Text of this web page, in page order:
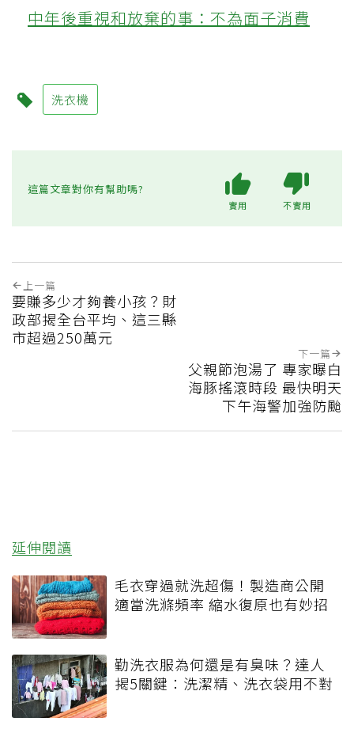
中年後重視和放棄的事：不為面子消費
洗衣機
這篇文章對你有幫助嗎?
實用 不實用
上一篇
要賺多少才夠養小孩？財
政部揭全台平均、這三縣
市超過250萬元
下一篇
父親節泡湯了 專家曝白
海豚搖滾時段 最快明天
下午海警加強防颱
延伸閱讀
毛衣穿過就洗超傷！製造商公開
適當洗滌頻率 縮水復原也有妙招
勤洗衣服為何還是有臭味？達人
揭5關鍵：洗潔精、洗衣袋用不對